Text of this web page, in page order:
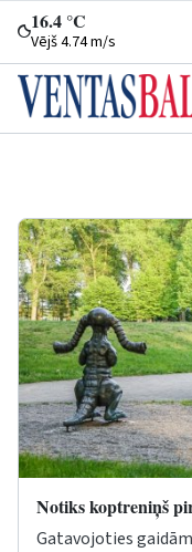
16.4 °C
Vējš 4.74 m/s
Notiks koptreniņš
Gatavojoties